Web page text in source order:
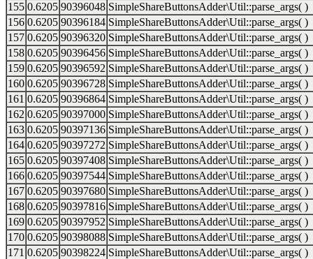
155 0.6205 90396048 SimpleShareButtonsAdder\Util::parse_args( )
156 0.6205 90396184 SimpleShareButtonsAdder\Util::parse_args( )
157 0.6205 90396320 SimpleShareButtonsAdder\Util::parse_args( )
158 0.6205 90396456 SimpleShareButtonsAdder\Util::parse_args( )
159 0.6205 90396592 SimpleShareButtonsAdder\Util::parse_args( )
160 0.6205 90396728 SimpleShareButtonsAdder\Util::parse_args( )
161 0.6205 90396864 SimpleShareButtonsAdder\Util::parse_args( )
162 0.6205 90397000 SimpleShareButtonsAdder\Util::parse_args( )
163 0.6205 90397136 SimpleShareButtonsAdder\Util::parse_args( )
164 0.6205 90397272 SimpleShareButtonsAdder\Util::parse_args( )
165 0.6205 90397408 SimpleShareButtonsAdder\Util::parse_args( )
166 0.6205 90397544 SimpleShareButtonsAdder\Util::parse_args( )
167 0.6205 90397680 SimpleShareButtonsAdder\Util::parse_args( )
168 0.6205 90397816 SimpleShareButtonsAdder\Util::parse_args( )
169 0.6205 90397952 SimpleShareButtonsAdder\Util::parse_args( )
170 0.6205 90398088 SimpleShareButtonsAdder\Util::parse_args( )
171 0.6205 90398224 SimpleShareButtonsAdder\Util::parse_args( )